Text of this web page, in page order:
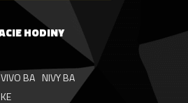
HODINY
VIVO BA NIVY BA